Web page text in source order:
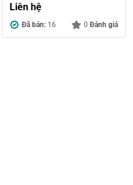
Liên hệ
Đã bán: 16 0 Đánh giá